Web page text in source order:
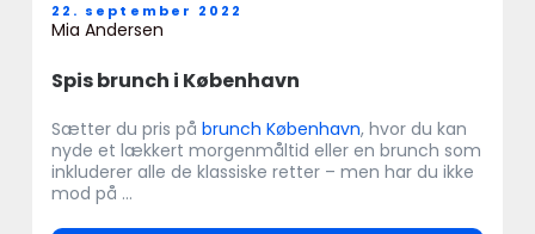
Spis brunch i København
22. september 2022
Mia Andersen
Sætter du pris på brunch København, hvor du kan
nyde et lækkert morgenmåltid eller en brunch som
inkluderer alle de klassiske retter – men har du ikke
mod på ...